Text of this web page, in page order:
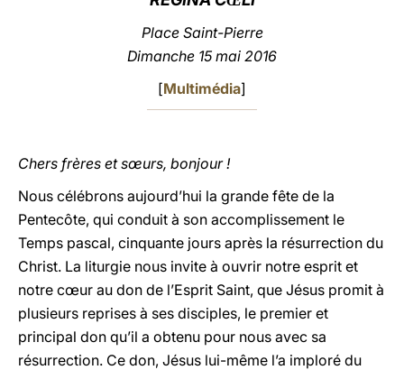
Place Saint-Pierre
Dimanche 15 mai 2016
[Multimédia]
Chers frères et sœurs, bonjour !
Nous célébrons aujourd’hui la grande fête de la
Pentecôte, qui conduit à son accomplissement le
Temps pascal, cinquante jours après la résurrection du
Christ. La liturgie nous invite à ouvrir notre esprit et
notre cœur au don de l’Esprit Saint, que Jésus promit à
plusieurs reprises à ses disciples, le premier et
principal don qu’il a obtenu pour nous avec sa
résurrection. Ce don, Jésus lui-même l’a imploré du